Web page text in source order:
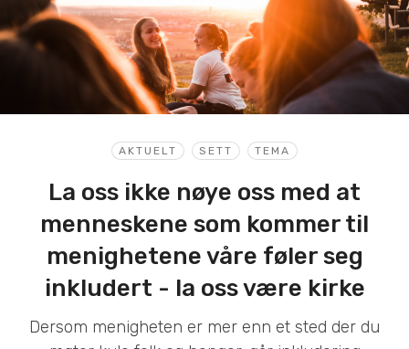
AKTUELT SETT TEMA
La oss ikke nøye oss med at
menneskene som kommer til
menighetene våre føler seg
inkludert - la oss være kirke
Dersom menigheten er mer enn et sted der du